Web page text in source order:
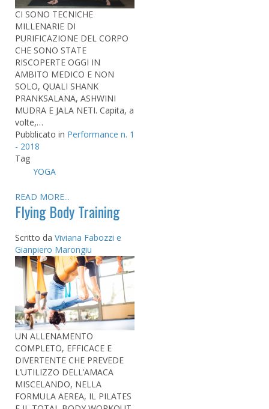
CI SONO TECNICHE
MILLENARIE DI
PURIFICAZIONE DEL CORPO
CHE SONO STATE
RISCOPERTE OGGI IN
AMBITO MEDICO E NON
SOLO, QUALI SHANK
PRANKSALANA, ASHWINI
MUDRA E JALA NETI. Capita, a
volte,…
Pubblicato in Performance n. 1
- 2018
Tag
YOGA
READ MORE...
Flying Body Training
Scritto da Viviana Fabozzi e
Gianpiero Marongiu
UN ALLENAMENTO
COMPLETO, EFFICACE E
DIVERTENTE CHE PREVEDE
L’UTILIZZO DELL’AMACA
MISCELANDO, NELLA
FORMULA AEREA, IL PILATES